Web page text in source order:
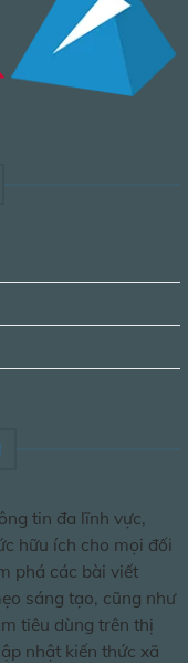
tin đa lĩnh vực,
hữu ích cho mọi đối
phá các bài viết
sáng tạo, cũng như
tiêu dùng trên thị
nhật kiến thức xã